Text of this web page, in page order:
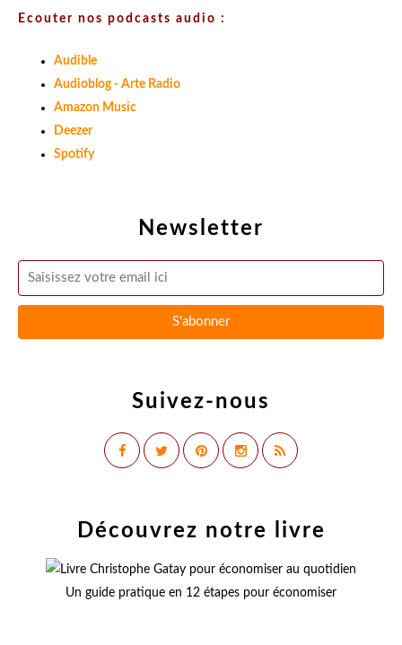
Newsletter
Suivez-nous
Ecouter nos podcasts audio :
Audible
Audioblog - Arte Radio
Amazon Music
Deezer
Spotify
Découvrez notre livre
Un guide pratique en 12 étapes pour économiser